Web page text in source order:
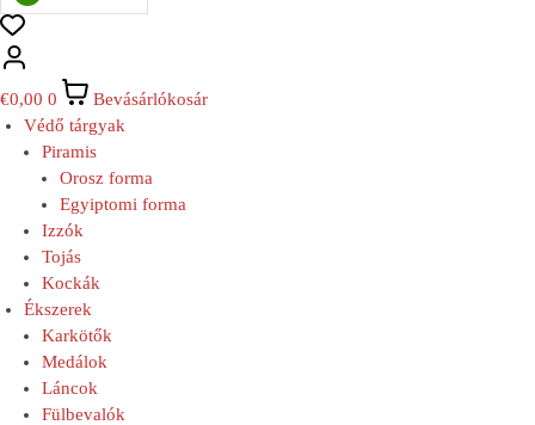
€0,00 0
Bevásárlókosár
Védő tárgyak
Piramis
Orosz forma
Egyiptomi forma
Izzók
Tojás
Kockák
Ékszerek
Karkötők
Medálok
Láncok
Fülbevalók